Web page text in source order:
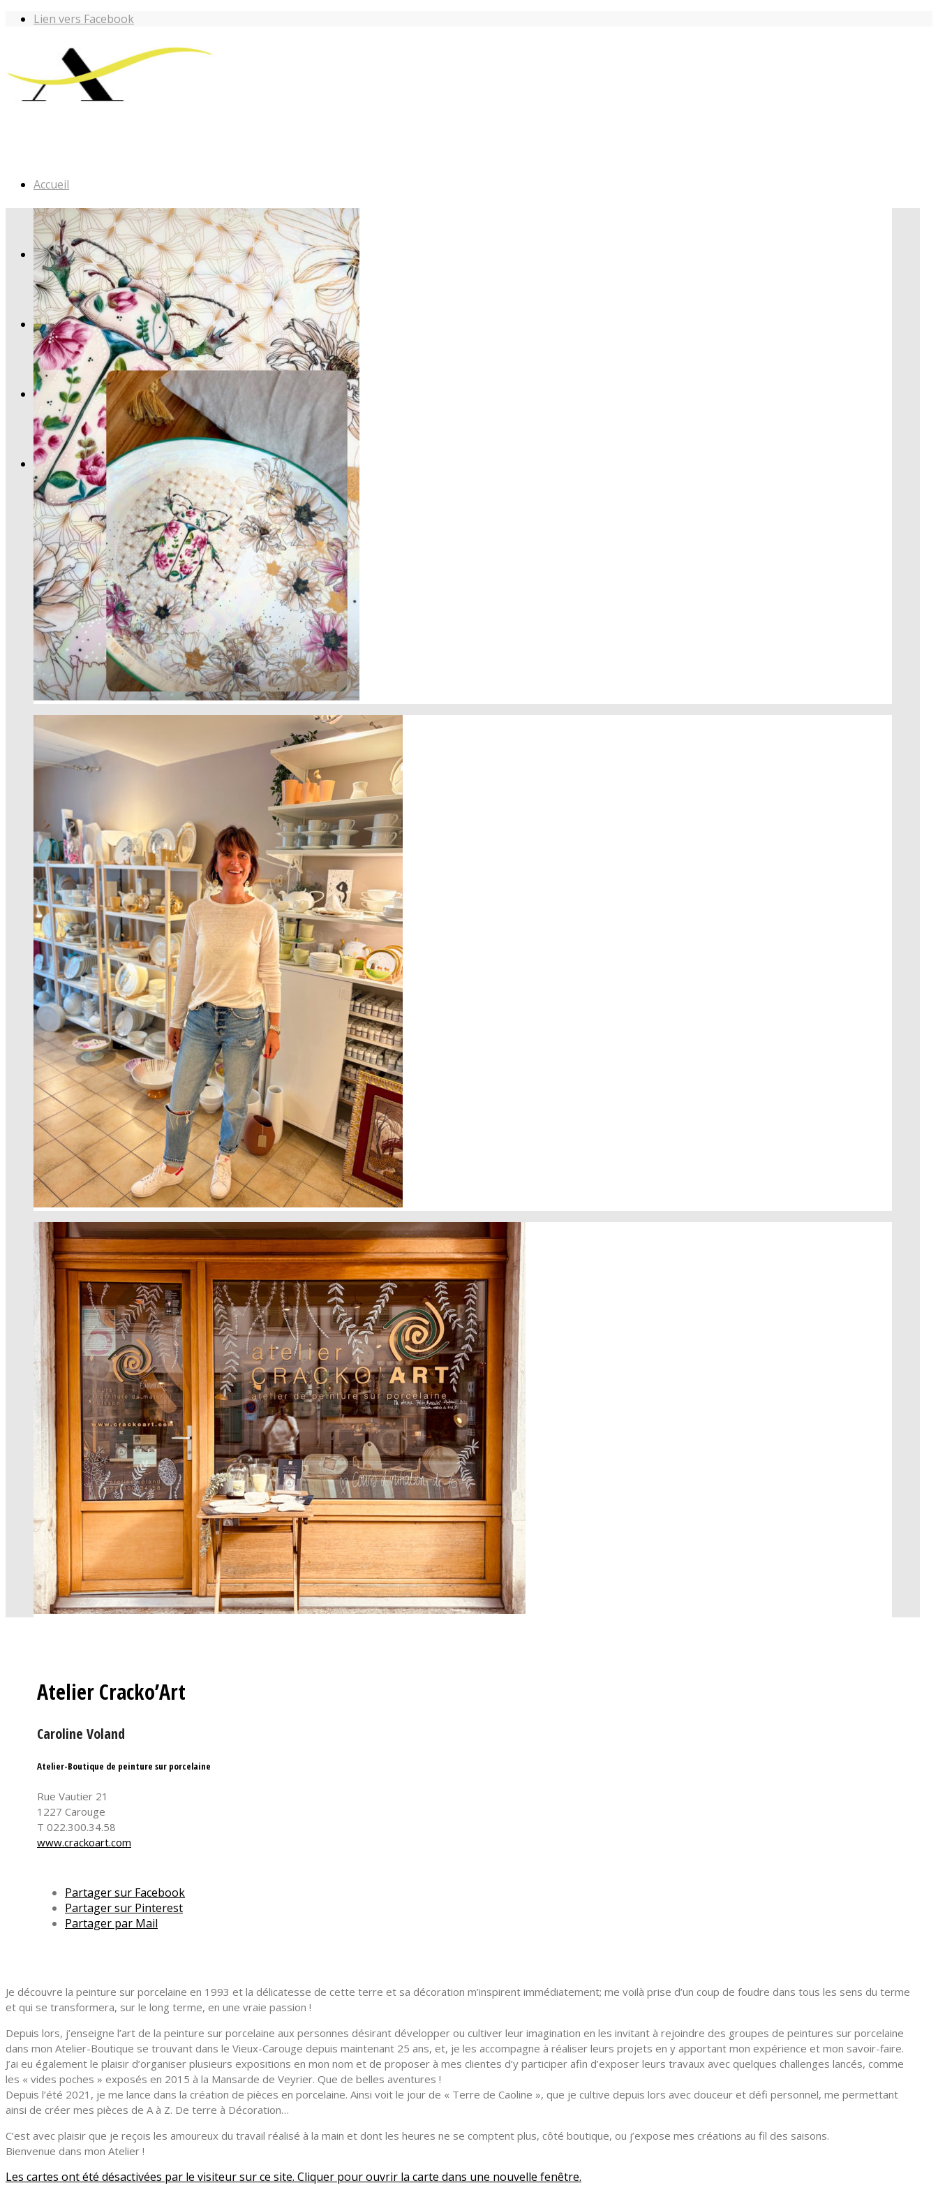
Lien vers Facebook
Accueil
Les ateliers
Le plan
Archives
Menu Menu
Atelier Cracko’Art
Caroline Voland
Atelier-Boutique de peinture sur porcelaine
Rue Vautier 21
1227 Carouge
T 022.300.34.58
www.crackoart.com
Partager sur Facebook
Partager sur Pinterest
Partager par Mail
Je découvre la peinture sur porcelaine en 1993 et la délicatesse de cette terre et sa décoration m’inspirent immédiatement; me voilà prise d’un coup de foudre dans tous les sens du terme
et qui se transformera, sur le long terme, en une vraie passion !
Depuis lors, j’enseigne l’art de la peinture sur porcelaine aux personnes désirant développer ou cultiver leur imagination en les invitant à rejoindre des groupes de peintures sur porcelaine
dans mon Atelier-Boutique se trouvant dans le Vieux-Carouge depuis maintenant 25 ans, et, je les accompagne à réaliser leurs projets en y apportant mon expérience et mon savoir-faire.
J’ai eu également le plaisir d’organiser plusieurs expositions en mon nom et de proposer à mes clientes d’y participer afin d’exposer leurs travaux avec quelques challenges lancés, comme
les « vides poches » exposés en 2015 à la Mansarde de Veyrier. Que de belles aventures !
Depuis l’été 2021, je me lance dans la création de pièces en porcelaine. Ainsi voit le jour de « Terre de Caoline », que je cultive depuis lors avec douceur et défi personnel, me permettant
ainsi de créer mes pièces de A à Z. De terre à Décoration…
C’est avec plaisir que je reçois les amoureux du travail réalisé à la main et dont les heures ne se comptent plus, côté boutique, ou j’expose mes créations au fil des saisons.
Bienvenue dans mon Atelier !
Les cartes ont été désactivées par le visiteur sur ce site. Cliquer pour ouvrir la carte dans une nouvelle fenêtre.